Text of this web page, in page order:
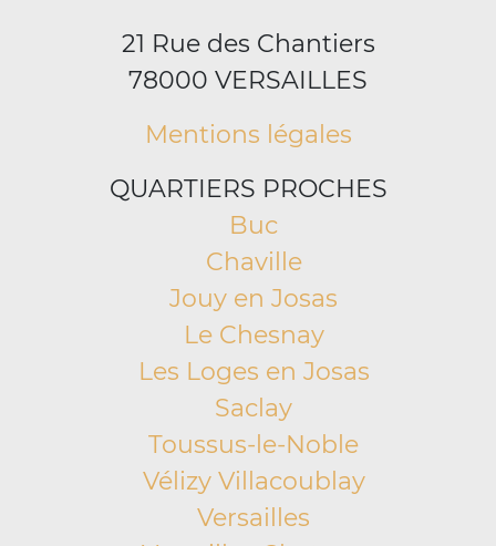
21 Rue des Chantiers
78000 VERSAILLES
Mentions légales
QUARTIERS PROCHES
Buc
Chaville
Jouy en Josas
Le Chesnay
Les Loges en Josas
Saclay
Toussus-le-Noble
Vélizy Villacoublay
Versailles